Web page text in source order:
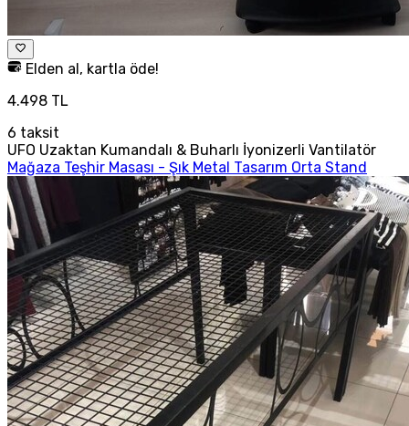
Elden al, kartla öde!
4.498 TL
6 taksit
UFO Uzaktan Kumandalı & Buharlı İyonizerli Vantilatör
Mağaza Teşhir Masası - Şık Metal Tasarım Orta Stand